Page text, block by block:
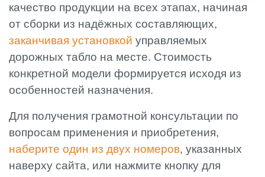
качество продукции на всех этапах, начиная
от сборки из надёжных составляющих,
заканчивая установкой управляемых
дорожных табло на месте. Стоимость
конкретной модели формируется исходя из
особенностей назначения.
Для получения грамотной консультации по
вопросам применения и приобретения,
наберите один из двух номеров, указанных
наверху сайта, или нажмите кнопку для